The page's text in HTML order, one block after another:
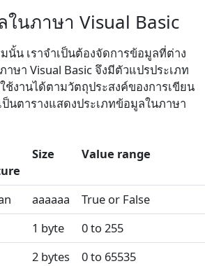
ในภาษา Visual Basic
นั้น เราจำเป็นต้องจัดการข้อมูลที่ต่าง
ษา Visual Basic จึงมีตัวแปรประเภท
ช้งานได้ตามวัตถุประสงค์ของการเขียน
นตารางแสดงประเภทข้อมูลในภาษา
Size Value range
aaaaaa
True or False
1 byte
0 to 255
2 bytes
0 to 65535